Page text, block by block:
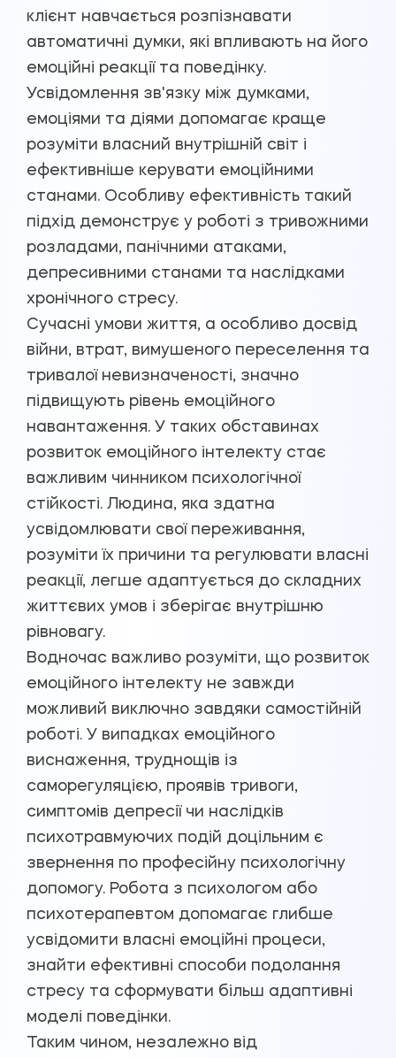
клієнт навчається розпізнавати
автоматичні думки, які впливають на його
емоційні реакції та поведінку.
Усвідомлення зв'язку між думками,
емоціями та діями допомагає краще
розуміти власний внутрішній світ і
ефективніше керувати емоційними
станами. Особливу ефективність такий
підхід демонструє у роботі з тривожними
розладами, панічними атаками,
депресивними станами та наслідками
хронічного стресу.
Сучасні умови життя, а особливо досвід
війни, втрат, вимушеного переселення та
тривалої невизначеності, значно
підвищують рівень емоційного
навантаження. У таких обставинах
розвиток емоційного інтелекту стає
важливим чинником психологічної
стійкості. Людина, яка здатна
усвідомлювати свої переживання,
розуміти їх причини та регулювати власні
реакції, легше адаптується до складних
життєвих умов і зберігає внутрішню
рівновагу.
Водночас важливо розуміти, що розвиток
емоційного інтелекту не завжди
можливий виключно завдяки самостійній
роботі. У випадках емоційного
виснаження, труднощів із
саморегуляцією, проявів тривоги,
симптомів депресії чи наслідків
психотравмуючих подій доцільним є
звернення по професійну психологічну
допомогу. Робота з психологом або
психотерапевтом допомагає глибше
усвідомити власні емоційні процеси,
знайти ефективні способи подолання
стресу та сформувати більш адаптивні
моделі поведінки.
Таким чином, незалежно від